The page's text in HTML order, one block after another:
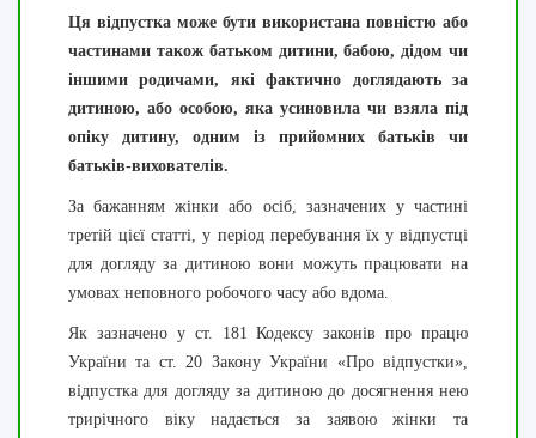
Ця відпустка може бути використана повністю або
частинами також батьком дитини, бабою, дідом чи
іншими родичами, які фактично доглядають за
дитиною, або особою, яка усиновила чи взяла під
опіку дитину, одним із прийомних батьків чи
батьків-вихователів.
За бажанням жінки або осіб, зазначених у частині
третій цієї статті, у період перебування їх у відпустці
для догляду за дитиною вони можуть працювати на
умовах неповного робочого часу або вдома.
Як зазначено у ст. 181 Кодексу законів про працю
України та ст. 20 Закону України «Про відпустки»,
відпустка для догляду за дитиною до досягнення нею
трирічного віку надається за заявою жінки та